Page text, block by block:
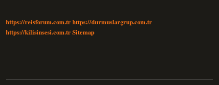
https://reisforum.com.trhttps://durmuslargrup.com.tr
https://kilisinsesi.com.trSitemap